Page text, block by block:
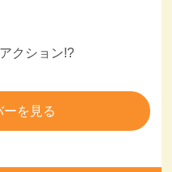
クション!?
を見る